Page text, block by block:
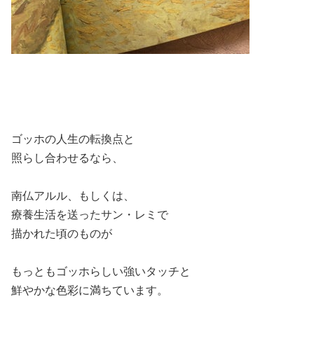
ゴッホの人生の転換点と
照らし合わせるなら、
南仏アルル、もしくは、
療養生活を送ったサン・レミで
描かれた頃のものが
もっともゴッホらしい強いタッチと
鮮やかな色彩に満ちています。